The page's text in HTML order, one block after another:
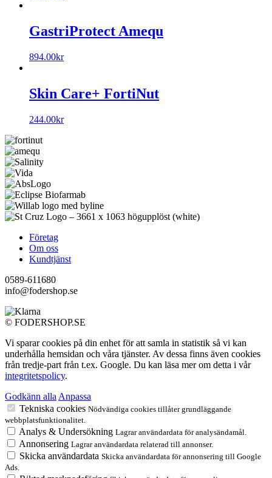
GastriProtect Amequ
894.00kr
Skin Care+ FortiNut
244.00kr
Företag
Om oss
Kundtjänst
0589-611680
info@fodershop.se
© FODERSHOP.SE
Vi sparar cookies på din enhet för att samla in statistik så vi kan
underhålla hemsidan och våra tjänster. Av dessa finns även cookies
från tredje-part från t.ex. Google. Du kan läsa mer om detta i vår
integritetspolicy.
Godkänn alla Anpassa
Tekniska cookies Nödvändiga cookies tillåter grundläggande
webbplatsfunktionalitet.
Analys & Undersökning Lagrar användardata för analysändamål.
Annonsering Lagrar användardata relaterad till annonser.
Skicka användardata Skicka användardata för annonsering till Google
Ads.